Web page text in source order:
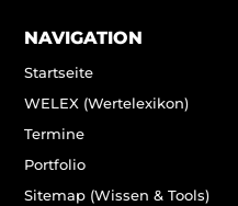
NAVIGATION
Startseite
WELEX (Wertelexikon)
Termine
Portfolio
Sitemap (Wissen & Tools)